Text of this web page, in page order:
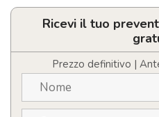
280×210
Ricevi il tuo
Prezzo definitivo |